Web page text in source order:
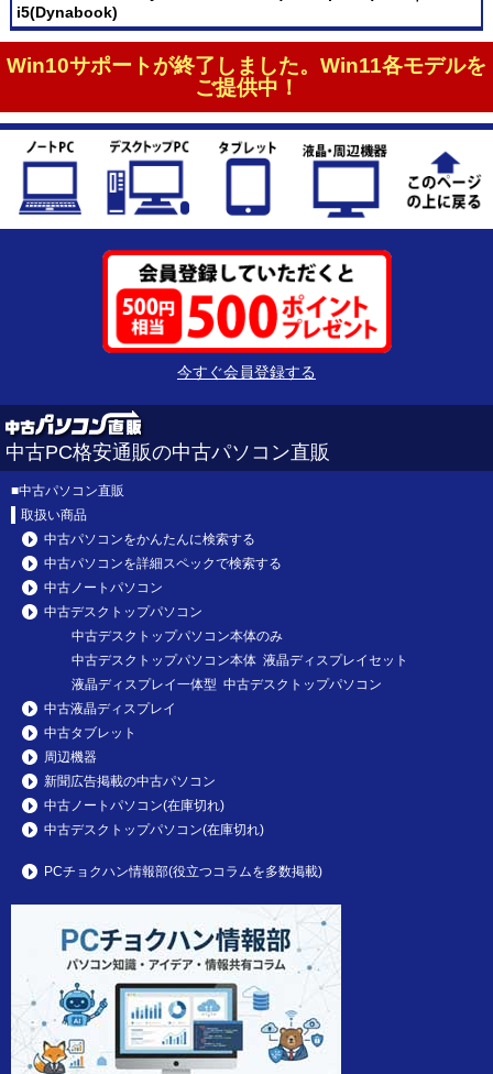
i5(Dynabook)
Win10サポートが終了しました。Win11各モデルを
ご提供中！
今すぐ会員登録する
中古PC格安通販の中古パソコン直販
■中古パソコン直販
取扱い商品
中古パソコンをかんたんに検索する
中古パソコンを詳細スペックで検索する
中古ノートパソコン
中古デスクトップパソコン
中古デスクトップパソコン本体のみ
中古デスクトップパソコン本体 液晶ディスプレイセット
液晶ディスプレイ一体型 中古デスクトップパソコン
中古液晶ディスプレイ
中古タブレット
周辺機器
新聞広告掲載の中古パソコン
中古ノートパソコン(在庫切れ)
中古デスクトップパソコン(在庫切れ)
PCチョクハン情報部(役立つコラムを多数掲載)